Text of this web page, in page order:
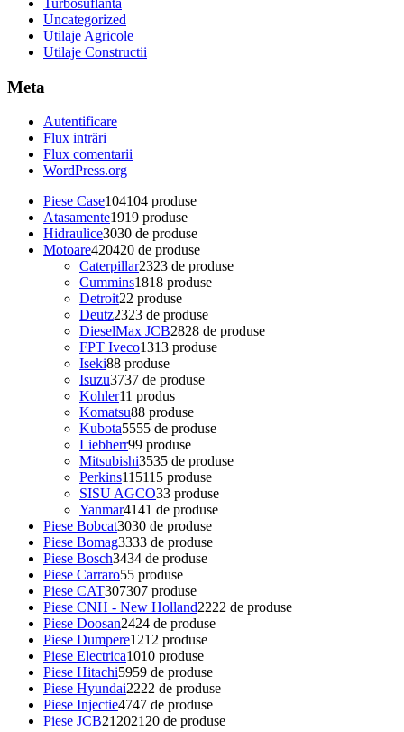
Turbosuflanta
Uncategorized
Utilaje Agricole
Utilaje Constructii
Meta
Autentificare
Flux intrări
Flux comentarii
WordPress.org
Piese Case104104 produse
Atasamente1919 produse
Hidraulice3030 de produse
Motoare420420 de produse
Caterpillar2323 de produse
Cummins1818 produse
Detroit22 produse
Deutz2323 de produse
DieselMax JCB2828 de produse
FPT Iveco1313 produse
Iseki88 produse
Isuzu3737 de produse
Kohler11 produs
Komatsu88 produse
Kubota5555 de produse
Liebherr99 produse
Mitsubishi3535 de produse
Perkins115115 produse
SISU AGCO33 produse
Yanmar4141 de produse
Piese Bobcat3030 de produse
Piese Bomag3333 de produse
Piese Bosch3434 de produse
Piese Carraro55 produse
Piese CAT307307 produse
Piese CNH - New Holland2222 de produse
Piese Doosan2424 de produse
Piese Dumpere1212 produse
Piese Electrica1010 produse
Piese Hitachi5959 de produse
Piese Hyundai2222 de produse
Piese Injectie4747 de produse
Piese JCB21202120 de produse